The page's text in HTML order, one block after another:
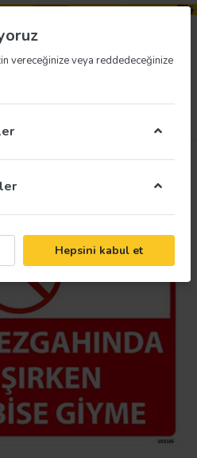
vereceğinize veya reddedeceğinize
Hepsini kabul et